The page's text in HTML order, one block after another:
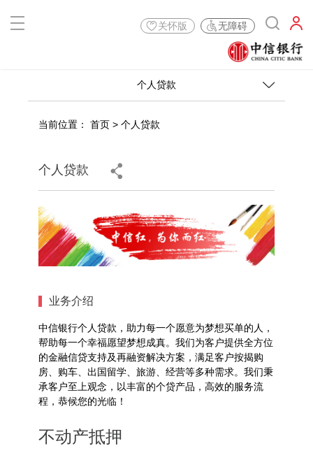
无障碍
关怀版
个人贷款
当前位置：首页 >个人贷款
个人贷款
业务介绍
中信银行个人贷款，助力每一个愿意为梦想买单的人，
帮助每一个幸福愿望梦想成真。我们为客户提供全方位
的金融信贷支持及再融资解决方案，满足客户按揭购
房、购车、出国留学、旅游、经营等多种需求。我们秉
承客户至上观念，以丰富的个贷产品，高效的服务流
程，恭候您的光临！
不动产抵押